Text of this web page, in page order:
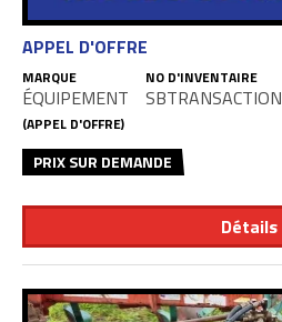
Détails
APPEL D'OFFRE
MARQUE
ÉQUIPEMENT
NO D'INVENTAIRE
SBTRANSACTION
(APPEL D'OFFRE)
PRIX SUR DEMANDE